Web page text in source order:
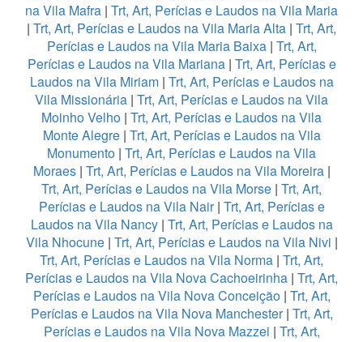
na Vila Mafra | Trt, Art, Perícias e Laudos na Vila Maria
| Trt, Art, Perícias e Laudos na Vila Maria Alta | Trt, Art,
Perícias e Laudos na Vila Maria Baixa| Trt, Art,
Perícias e Laudos na Vila Mariana| Trt, Art, Perícias e
Laudos na Vila Miriam| Trt, Art, Perícias e Laudos na
Vila Missionária | Trt, Art, Perícias e Laudos na Vila
Moinho Velho | Trt, Art, Perícias e Laudos na Vila
Monte Alegre| Trt, Art, Perícias e Laudos na Vila
Monumento | Trt, Art, Perícias e Laudos na Vila
Moraes| Trt, Art, Perícias e Laudos na Vila Moreira|
Trt, Art, Perícias e Laudos na Vila Morse | Trt, Art,
Perícias e Laudos na Vila Nair| Trt, Art, Perícias e
Laudos na Vila Nancy| Trt, Art, Perícias e Laudos na
Vila Nhocune| Trt, Art, Perícias e Laudos na Vila Nivi |
Trt, Art, Perícias e Laudos na Vila Norma | Trt, Art,
Perícias e Laudos na Vila Nova Cachoeirinha | Trt, Art,
Perícias e Laudos na Vila Nova Conceição| Trt, Art,
Perícias e Laudos na Vila Nova Manchester| Trt, Art,
Perícias e Laudos na Vila Nova Mazzei | Trt, Art,